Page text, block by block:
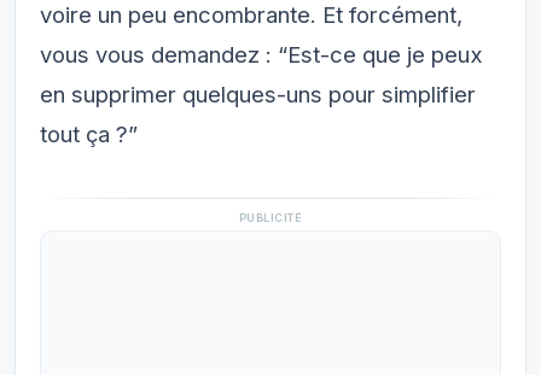
voire un peu encombrante. Et forcément,
vous vous demandez : “Est-ce que je peux
en supprimer quelques-uns pour simplifier
tout ça ?”
PUBLICITÉ